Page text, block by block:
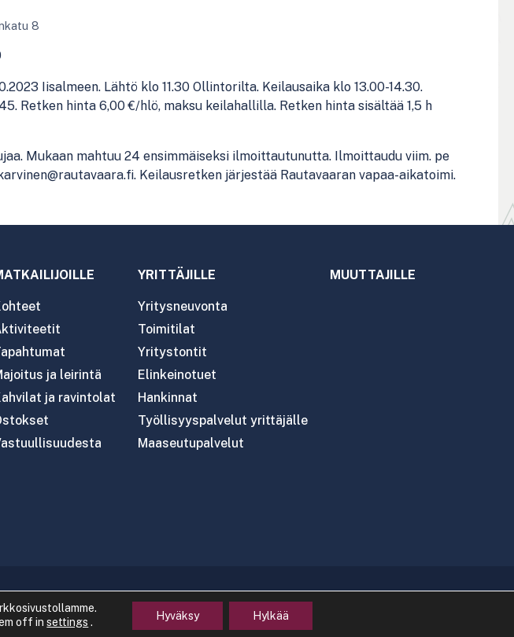
8
Iisalmeen. Lähtö klo 11.30 Ollintorilta. Keilausaika klo 13.00-14.30.
Retken hinta 6,00 €/hlö, maksu keilahallilla. Retken hinta sisältää 1,5 h
Mukaan mahtuu 24 ensimmäiseksi ilmoittautunutta. Ilmoittaudu viim. pe
Keilausretken järjestää Rautavaaran vapaa-aikatoimi.
ja leirintä
ja ravintolat
YRITTÄJILLE
Yritysneuvonta
Toimitilat
Yritystontit
Elinkeinotuet
Hankinnat
Työllisyyspalvelut yrittäjälle
Maaseutupalvelut
MUUTTAJILLE
off insettings . Hyväksy Hylkää